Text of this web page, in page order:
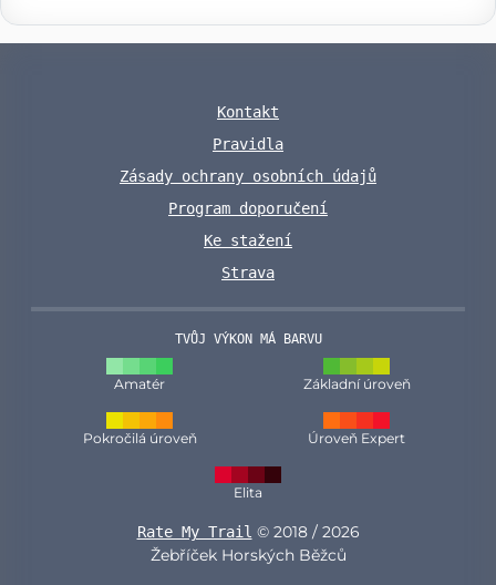
Kontakt
Pravidla
Zásady ochrany osobních údajů
Program doporučení
Ke stažení
Strava
TVŮJ VÝKON MÁ BARVU
Amatér Základní úroveň
Pokročilá úroveň Úroveň Expert
Elita
Rate My Trail © 2018 / 2026
Žebříček Horských Běžců